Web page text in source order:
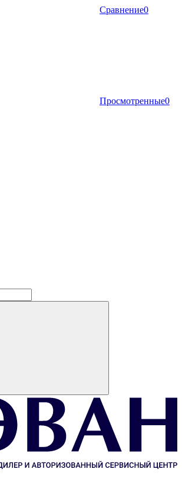
Сравнение0
Просмотренные0